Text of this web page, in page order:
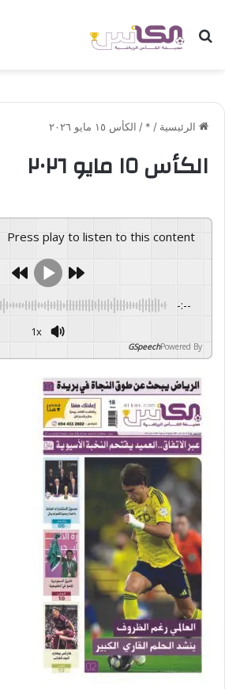
بحث عن
الرئيسية /
*
/ الكأس ١٥ مايو ٢٠٢٦
الكأس ١٥ مايو ٢٠٢٦
Press play to listen to this content
-:--
1x
Powered By
GSpeech